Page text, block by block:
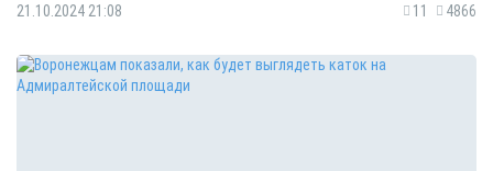
21.10.2024 21:08 11 4866